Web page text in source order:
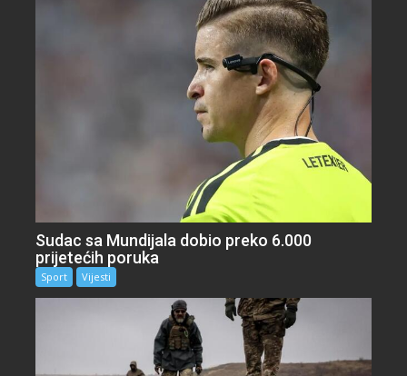
Sudac sa Mundijala dobio preko 6.000
prijetećih poruka
Sport Vijesti